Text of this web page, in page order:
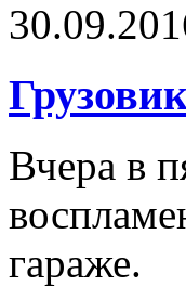
Вчера в
гараже.